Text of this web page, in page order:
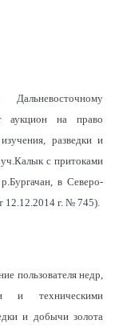
аукцион на право
разведки и
с притоками
в Северо-
12.12.2014 г. № 745).
пользователя недр,
и техническими
и добычи золота